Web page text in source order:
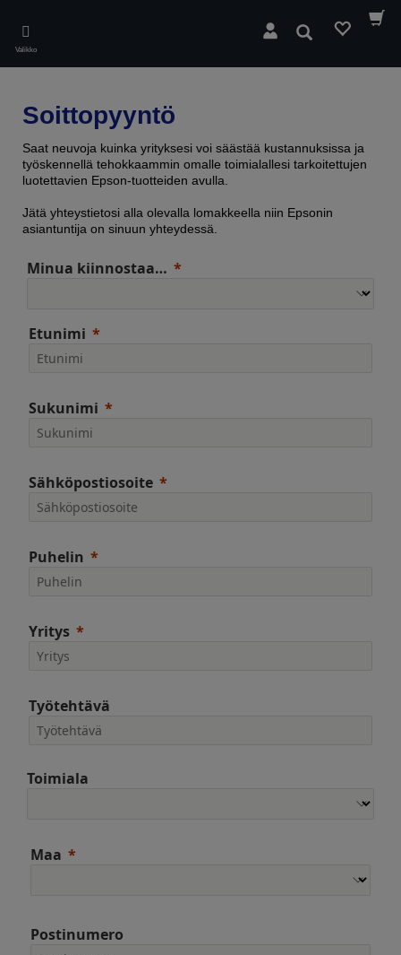
main
content
Valikko
Hae
Soittopyyntö
Saat neuvoja kuinka yrityksesi voi säästää kustannuksissa ja
työskennellä tehokkaammin omalle toimialallesi tarkoitettujen
luotettavien Epson-tuotteiden avulla.
Jätä yhteystietosi alla olevalla lomakkeella niin Epsonin
asiantuntija on sinuun yhteydessä.
Minua kiinnostaa…
Etunimi
Sukunimi
Sähköpostiosoite
Puhelin
Yritys
Työtehtävä
Toimiala
Maa
Postinumero